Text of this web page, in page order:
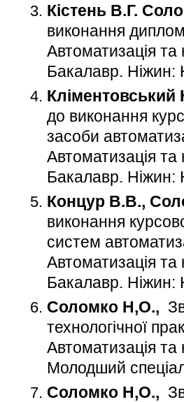
Кістень В.Г.
виконання
Автоматизація та
Бакалавр. Ніжин:
до виконання
засоби
Автоматизація та
Бакалавр. Ніжин:
Концур В.В.,
виконання
систем
Автоматизація та
Бакалавр. Ніжин:
Соломко Н,О.,
технологічної
Автоматизація та
Молодший
Соломко Н,О.,